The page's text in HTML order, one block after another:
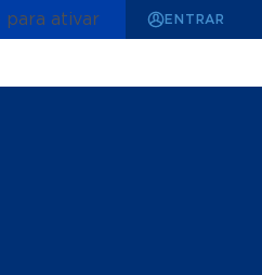
para ativar ENTRAR